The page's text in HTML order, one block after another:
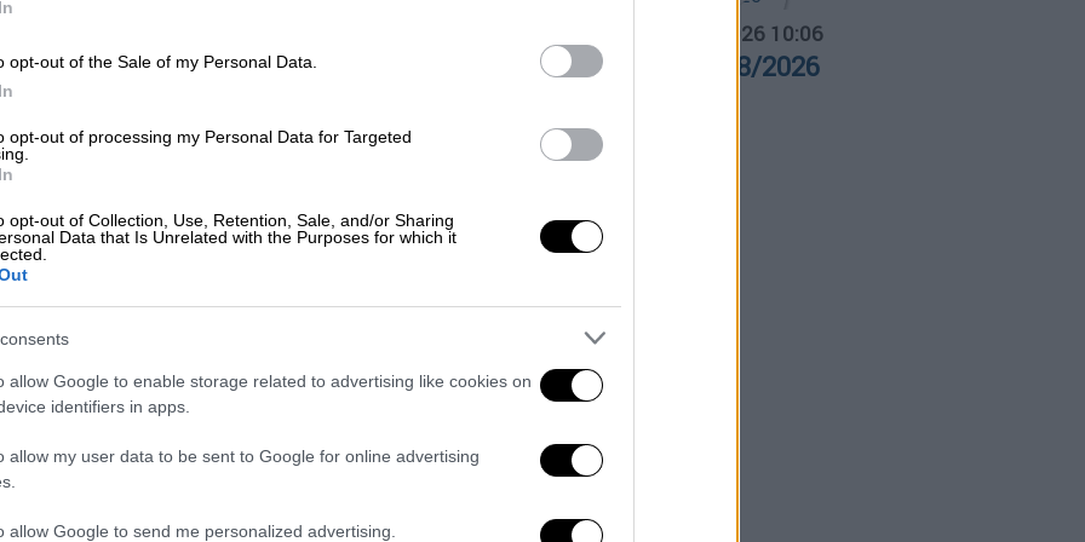
opt-out of the Sale of my Personal Data.
opt-out of processing my Personal Data for Targeted
opt-out of Collection, Use, Retention, Sale, and/or Sharing
Data that Is Unrelated with the Purposes for which it
allow Google to enable storage related to advertising like cookies on
identifiers in apps.
allow my user data to be sent to Google for online advertising
allow Google to send me personalized advertising.
Κόσμος|21.05.2024 23:53
Άμυνας Γκουίντο Κροζέτο με
Αισθάνθηκε δυσφορία ενώ
συμμετείχε στο Ανώτατο Συμβούλιο
26.03.2024 19:44
Εγχείρηση καρδιάς για τον
σιγά μετατρέπομαι σε μηχανή»
06.08.2026 10:06
Ώρα Ελλάδος 06/08/2026